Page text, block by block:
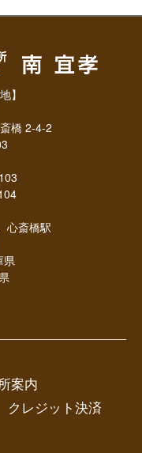
】
橋 2-4-2
心斎橋駅
県
案内
クレジット決済